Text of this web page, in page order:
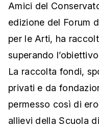
Amici del
edizione del Forum
per le Arti, ha
superando
La raccolta fondi,
privati e da
permesso così di
allievi della Scuola